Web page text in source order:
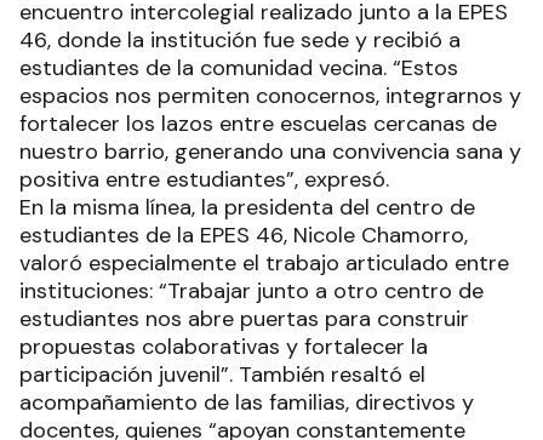
encuentro intercolegial realizado junto a la EPES
46, donde la institución fue sede y recibió a
estudiantes de la comunidad vecina. “Estos
espacios nos permiten conocernos, integrarnos y
fortalecer los lazos entre escuelas cercanas de
nuestro barrio, generando una convivencia sana y
positiva entre estudiantes”, expresó.
En la misma línea, la presidenta del centro de
estudiantes de la EPES 46, Nicole Chamorro,
valoró especialmente el trabajo articulado entre
instituciones: “Trabajar junto a otro centro de
estudiantes nos abre puertas para construir
propuestas colaborativas y fortalecer la
participación juvenil”. También resaltó el
acompañamiento de las familias, directivos y
docentes, quienes “apoyan constantemente